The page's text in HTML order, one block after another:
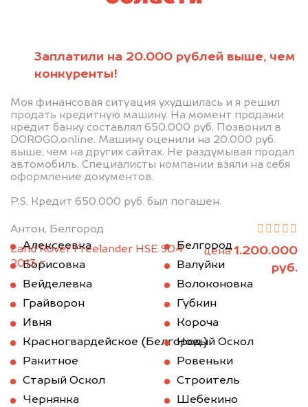
Заплатили на 20.000 рублей выше, чем
конкуренты!
Моя финансовая ситуация ухудшилась и я решил
продать кредитную машину. На момент продажи
кредит банку составлял 650.000 руб. Позвонил в
DOROGO.online. Машину оценили на 20.000 руб.
выше, чем на других сайтах. Не раздумывая продал
автомобиль. Специалисты компании взяли на себя
оформление документов.
P.S. Кредит 650.000 руб. был погашен.
Антон, Белгород
Land Rover Freelander HSE SD4
2013 г.
цена1.200.000
руб.
Алексеевка
Белгород
Борисовка
Валуйки
Вейделевка
Волоконовка
Грайворон
Губкин
Ивня
Короча
Красногвардейское (Белгород.)Новый Оскол
Ракитное
Ровеньки
Старый Оскол
Строитель
Чернянка
Шебекино